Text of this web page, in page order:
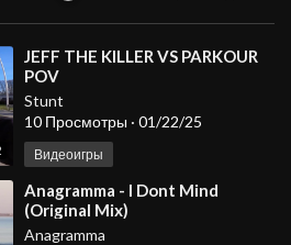
⁣JEFF THE KILLER VS PARKOUR
POV
Stunt
10 Просмотры · 01/22/25
Видеоигры
⁣Anagramma - I Dont Mind
(Original Mix)
Anagramma